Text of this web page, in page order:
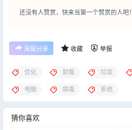
还没有人赞赏，快来当第一个赞赏的人吧！
海报分享 收藏 举报
优化 卸载 垃圾
电脑 病毒 系统
猜你喜欢